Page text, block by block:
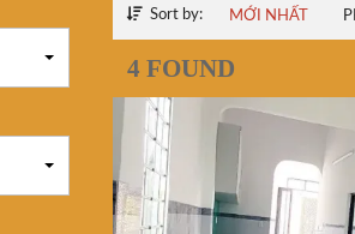
Sort by: MỚI NHẤT
4 FOUND